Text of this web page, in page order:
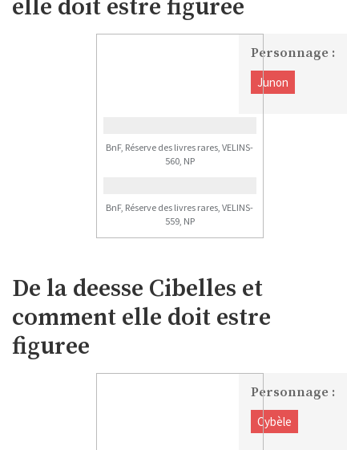
elle doit estre figuree
Personnage :
Junon
BnF, Réserve des livres rares, VELINS-
560, NP
BnF, Réserve des livres rares, VELINS-
559, NP
De la deesse Cibelles et
comment elle doit estre
figuree
Personnage :
Cybèle